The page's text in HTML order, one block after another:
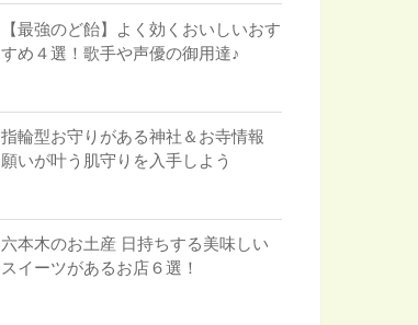
【最強のど飴】よく効くおいしいおす
すめ４選！歌手や声優の御用達♪
指輪型お守りがある神社＆お寺情報
願いが叶う肌守りを入手しよう
六本木のお土産 日持ちする美味しい
スイーツがあるお店６選！